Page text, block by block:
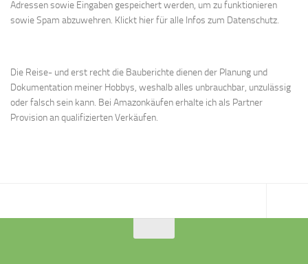
Adressen sowie Eingaben gespeichert werden, um zu funktionieren
sowie Spam abzuwehren. Klickt hier für alle Infos zum Datenschutz.
Die Reise- und erst recht die Bauberichte dienen der Planung und
Dokumentation meiner Hobbys, weshalb alles unbrauchbar, unzulässig
oder falsch sein kann. Bei Amazonkäufen erhalte ich als Partner
Provision an qualifizierten Verkäufen.